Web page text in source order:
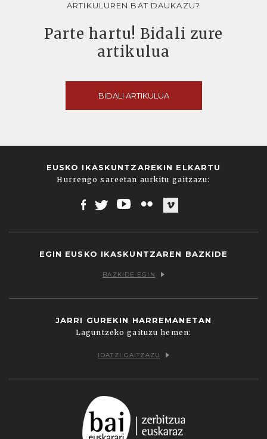
ARTIKULUREN BAT DAUKAZU?
Parte hartu! Bidali zure
artikulua
BIDALI ARTIKULUA
EUSKO IKASKUNTZAREKIN ELKARTU
Hurrengo sareetan aurkitu gaitzazu:
EGIN EUSKO IKASKUNTZAREN BAZKIDE
BAZKIDE EGIN
JARRI GUREKIN HARREMANETAN
Laguntzeko gaituzu hemen:
IDATZI GAITZAZU